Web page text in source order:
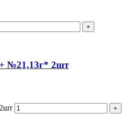
№21,13г* 2шт